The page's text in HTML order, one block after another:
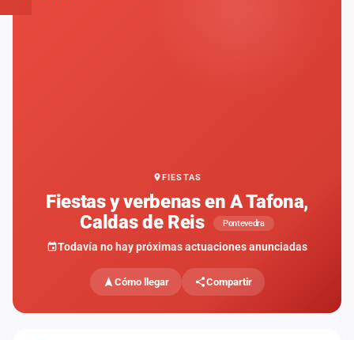
FIESTAS
Fiestas y verbenas en A Tafona,
Caldas de Reis
Pontevedra
Todavía no hay próximas actuaciones anunciadas
Cómo llegar Compartir
fiestas
Componentes
Agencias